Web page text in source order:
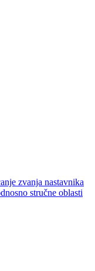
zvanja nastavnika
stručne oblasti